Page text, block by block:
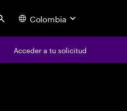
Search Colombia
Acceder a tu solicitud